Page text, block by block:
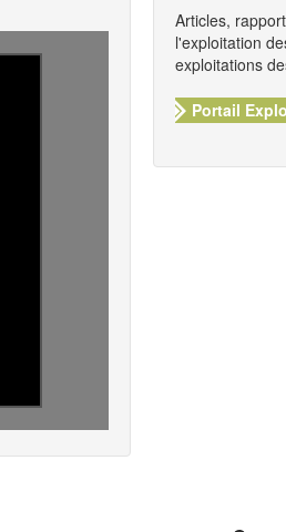
Articles,
l'exploitation
exploitations
Portail